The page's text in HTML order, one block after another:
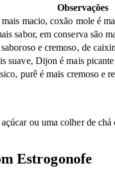
Observações
macio, coxão mole é
sabor, em conserva são
e cremoso, de
suave, Dijon é mais
purê é mais cremoso e
ou uma colher de
Estrogonofe